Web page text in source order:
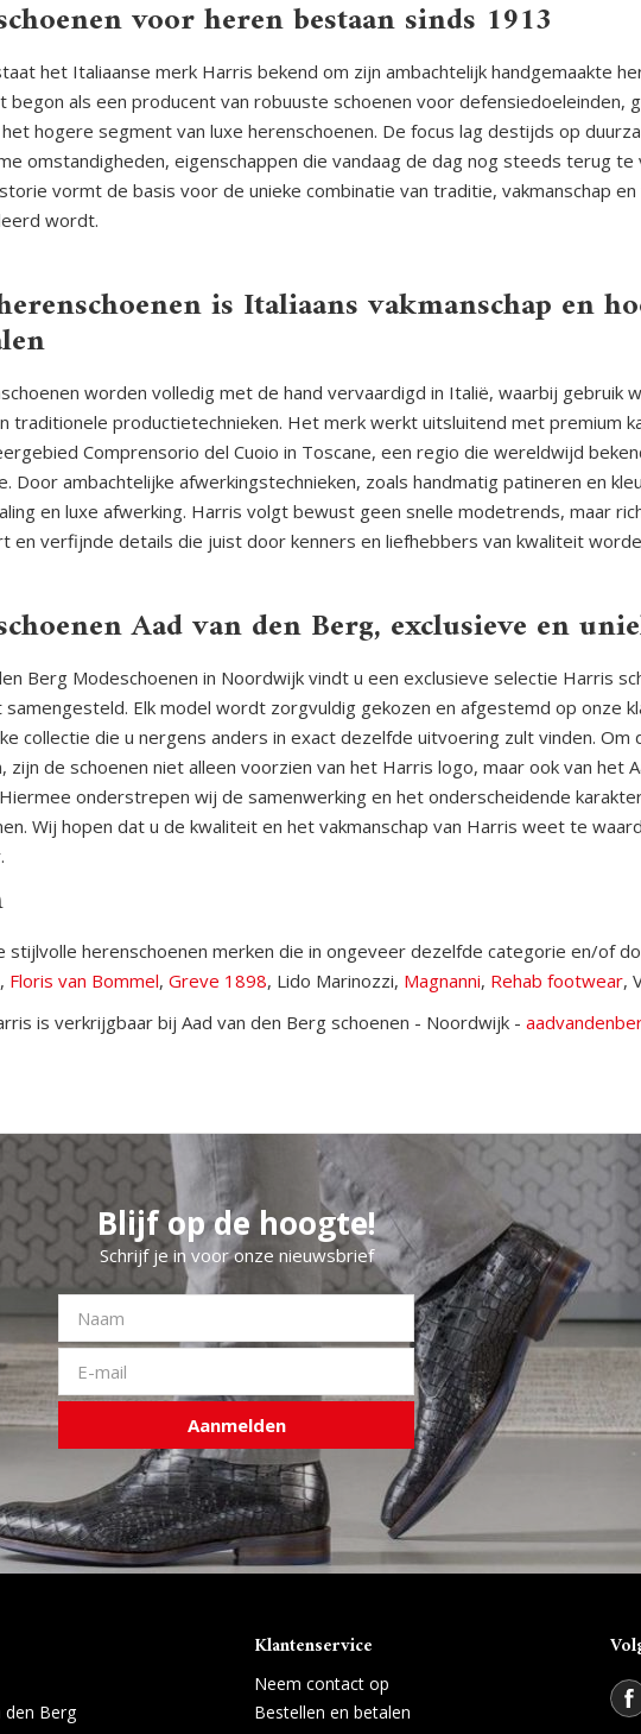
voor heren bestaan sinds 1913
het Italiaanse merk Harris bekend om zijn ambachtelijk handgemaakte
begon als een producent van robuuste schoenen voor
hogere segment van luxe herenschoenen. De focus lag destijds op
omstandigheden, eigenschappen die vandaag de dag nog steeds terug te
vormt de basis voor de unieke combinatie van traditie, vakmanschap
wordt.
is Italiaans vakmanschap en
worden volledig met de hand vervaardigd in Italië, waarbij gebruik
traditionele productietechnieken. Het merk werkt uitsluitend met premium
Comprensorio del Cuoio in Toscane, een regio die wereldwijd
Door ambachtelijke afwerkingstechnieken, zoals handmatig patineren en
en luxe afwerking. Harris volgt bewust geen snelle modetrends, maar
en verfijnde details die juist door kenners en liefhebbers van kwaliteit
Aad van den Berg, exclusieve en
Berg Modeschoenen in Noordwijk vindt u een exclusieve selectie Harris
Elk model wordt zorgvuldig gekozen en afgestemd op onze
collectie die u nergens anders in exact dezelfde uitvoering zult vinden.
zijn de schoenen niet alleen voorzien van het Harris logo, maar ook van het
onderstrepen wij de samenwerking en het onderscheidende
Wij hopen dat u de kwaliteit en het vakmanschap van Harris weet te
stijlvolle herenschoenen merken die in ongeveer dezelfde categorie en/of
Floris van Bommel, Greve 1898, Lido Marinozzi, Magnanni, Rehab footwear,
is verkrijgbaar bij Aad van den Berg schoenen - Noordwijk -
Blijf op de hoogte!
Schrijf je in voor onze nieuwsbrief
Aanmelden
den Berg
Klantenservice
Neem contact op
Bestellen en betalen